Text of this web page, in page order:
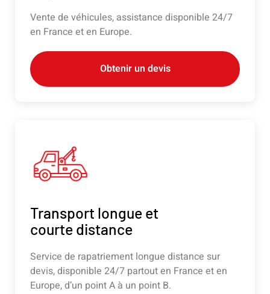
Vente de véhicules, assistance disponible 24/7
en France et en Europe.
Obtenir un devis
Transport longue et
courte distance
Service de rapatriement longue distance sur
devis, disponible 24/7 partout en France et en
Europe, d’un point A à un point B.